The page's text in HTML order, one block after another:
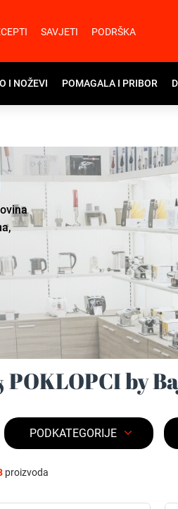
SAVJETI PODRŠKA
I NOŽEVI POMAGALA I PRIBOR
by
PODKATEGORIJE
proizvoda